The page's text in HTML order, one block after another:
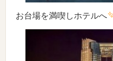
お台場を満喫しホテルへ